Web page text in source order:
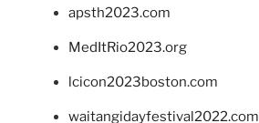
apsth2023.com
MedItRio2023.org
lcicon2023boston.com
waitangidayfestival2022.com